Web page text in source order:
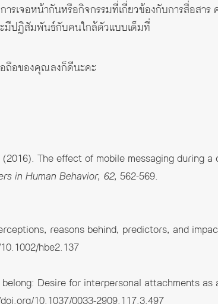
รเจอหน้ากันหรือกิจกรรมที่เกี่ยวข้องกับการสื่อสาร
มีปฏิสัมพันธ์กับคนใกล้ตัวแบบเต็มที่
ถือของคุณลงก็ดีนะคะ
The effect of mobile messaging during a
in Human Behavior, 62, 562-569.
reasons behind, predictors, and
hbe2.137
Desire for interpersonal attachments as